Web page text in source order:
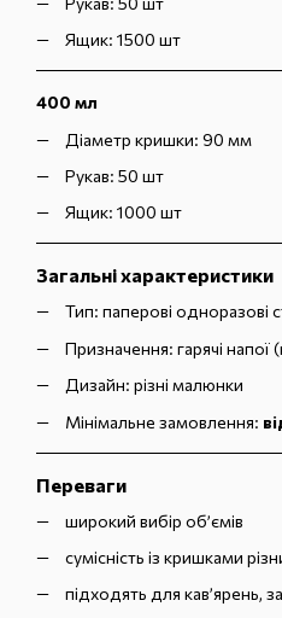
Ящик: 1500 шт
400 мл
Діаметр кришки: 90 мм
Рукав: 50 шт
Ящик: 1000 шт
Загальні характеристики
Тип: паперові одноразові
Призначення: гарячі напої
Дизайн: різні малюнки
Мінімальне замовлення:
Переваги
широкий вибір об’ємів
сумісність із кришками
підходять для кав’ярень,